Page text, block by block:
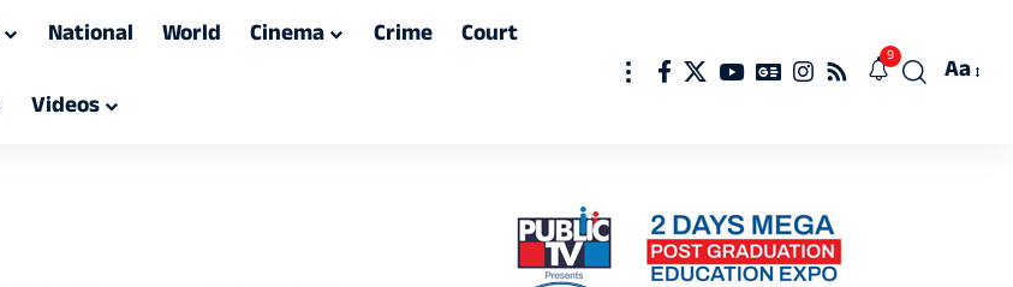
National World Cinema Crime
Court
Videos
9
Font
Aa